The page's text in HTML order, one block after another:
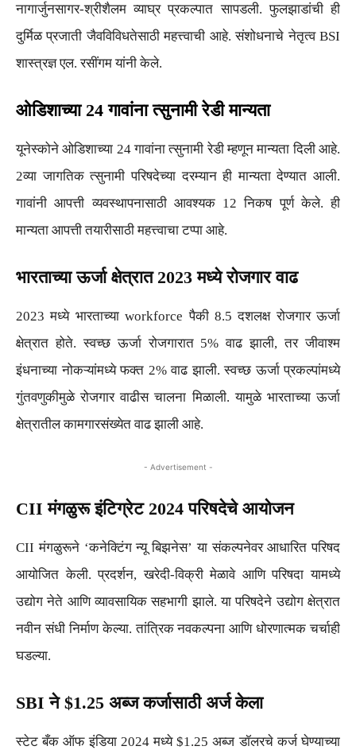
नागार्जुनसागर-श्रीशैलम व्याघ्र प्रकल्पात सापडली. फुलझाडांची ही
दुर्मिळ प्रजाती जैवविविधतेसाठी महत्त्वाची आहे. संशोधनाचे नेतृत्व BSI
शास्त्रज्ञ एल. रसींगम यांनी केले.
ओडिशाच्या 24 गावांना त्सुनामी रेडी मान्यता
यूनेस्कोने ओडिशाच्या 24 गावांना त्सुनामी रेडी म्हणून मान्यता दिली आहे.
2व्या जागतिक त्सुनामी परिषदेच्या दरम्यान ही मान्यता देण्यात आली.
गावांनी आपत्ती व्यवस्थापनासाठी आवश्यक 12 निकष पूर्ण केले. ही
मान्यता आपत्ती तयारीसाठी महत्त्वाचा टप्पा आहे.
भारताच्या ऊर्जा क्षेत्रात 2023 मध्ये रोजगार वाढ
2023 मध्ये भारताच्या workforce पैकी 8.5 दशलक्ष रोजगार ऊर्जा
क्षेत्रात होते. स्वच्छ ऊर्जा रोजगारात 5% वाढ झाली, तर जीवाश्म
इंधनाच्या नोकऱ्यांमध्ये फक्त 2% वाढ झाली. स्वच्छ ऊर्जा प्रकल्पांमध्ये
गुंतवणुकीमुळे रोजगार वाढीस चालना मिळाली. यामुळे भारताच्या ऊर्जा
क्षेत्रातील कामगारसंख्येत वाढ झाली आहे.
- Advertisement -
CII मंगळुरू इंटिग्रेट 2024 परिषदेचे आयोजन
CII मंगळुरूने ‘कनेक्टिंग न्यू बिझनेस’ या संकल्पनेवर आधारित परिषद
आयोजित केली. प्रदर्शन, खरेदी-विक्री मेळावे आणि परिषदा यामध्ये
उद्योग नेते आणि व्यावसायिक सहभागी झाले. या परिषदेने उद्योग क्षेत्रात
नवीन संधी निर्माण केल्या. तांत्रिक नवकल्पना आणि धोरणात्मक चर्चाही
घडल्या.
SBI ने $1.25 अब्ज कर्जासाठी अर्ज केला
स्टेट बँक ऑफ इंडिया 2024 मध्ये $1.25 अब्ज डॉलरचे कर्ज घेण्याच्या